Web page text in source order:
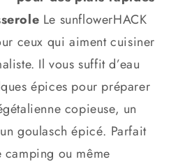
Le sunflowerHACK
ceux qui aiment cuisiner
Il vous suffit d’eau
épices pour préparer
copieuse, un
goulasch épicé. Parfait
camping ou même